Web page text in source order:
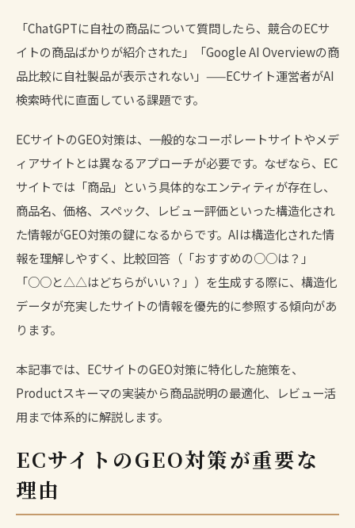
「ChatGPTに自社の商品について質問したら、競合のECサ
イトの商品ばかりが紹介された」「Google AI Overviewの商
品比較に自社製品が表示されない」——ECサイト運営者がAI
検索時代に直面している課題です。
ECサイトのGEO対策は、一般的なコーポレートサイトやメデ
ィアサイトとは異なるアプローチが必要です。なぜなら、EC
サイトでは「商品」という具体的なエンティティが存在し、
商品名、価格、スペック、レビュー評価といった構造化され
た情報がGEO対策の鍵になるからです。AIは構造化された情
報を理解しやすく、比較回答（「おすすめの○○は？」
「○○と△△はどちらがいい？」）を生成する際に、構造化
データが充実したサイトの情報を優先的に参照する傾向があ
ります。
本記事では、ECサイトのGEO対策に特化した施策を、
Productスキーマの実装から商品説明の最適化、レビュー活
用まで体系的に解説します。
ECサイトのGEO対策が重要な
理由